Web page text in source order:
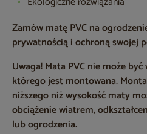
Zamów matę PVC na
prywatnością i ochroną swojej
Uwaga! Mata PVC nie może
którego jest montowana.
niższego niż wysokość maty
obciążenie wiatrem,
lub ogrodzenia.